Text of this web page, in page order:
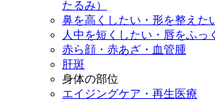
たるみ）
鼻を高くしたい・形を整えた
人中を短くしたい・唇をふっ
赤ら顔・赤あざ・血管腫
肝斑
身体の部位
エイジングケア・再生医療